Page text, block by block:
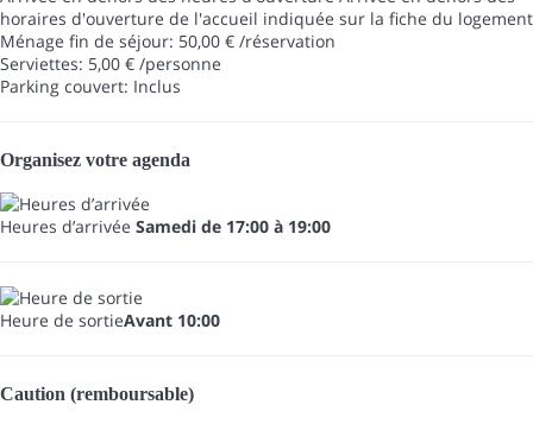
horaires d'ouverture de l'accueil indiquée sur la fiche du logement
Ménage fin de séjour: 50,00 € /réservation
Serviettes: 5,00 € /personne
Parking couvert: Inclus
Organisez votre agenda
Heures d’arrivée Samedi de 17:00 à 19:00
Heure de sortieAvant 10:00
Caution (remboursable)